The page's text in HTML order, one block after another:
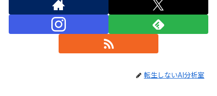
転生しないAI分析室